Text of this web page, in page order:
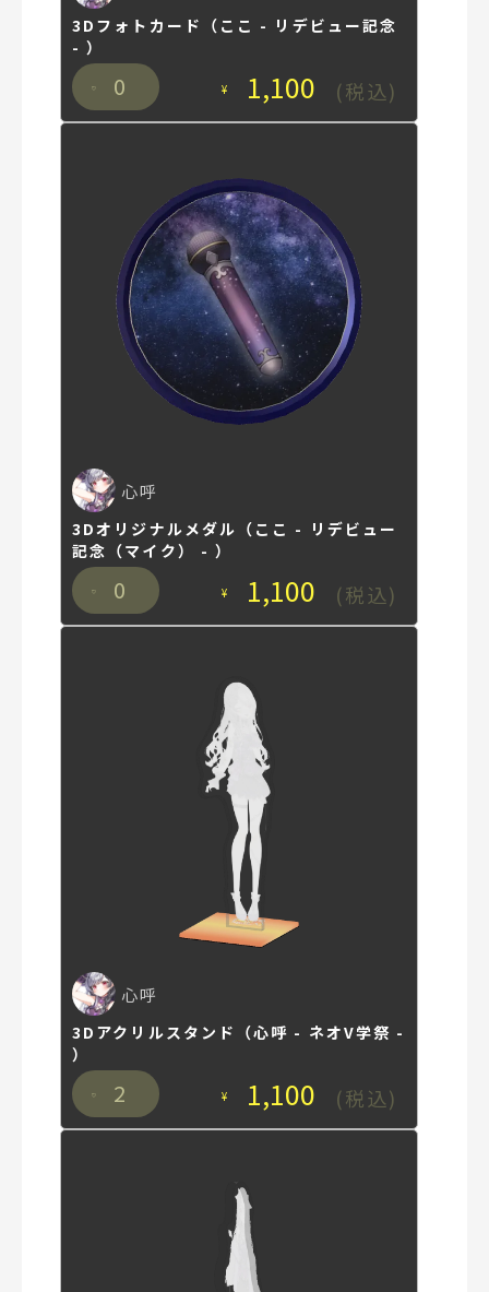
3Dフォトカード（ここ - リデビュー記念
- ）
0 ¥ 1,100 (税込)
心呼
3Dオリジナルメダル（ここ - リデビュー
記念（マイク） - ）
0 ¥ 1,100 (税込)
心呼
3Dアクリルスタンド（心呼 - ネオV学祭 -
）
2 ¥ 1,100 (税込)